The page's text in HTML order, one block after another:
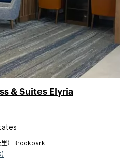
& Suites Elyria
里）Brookpark